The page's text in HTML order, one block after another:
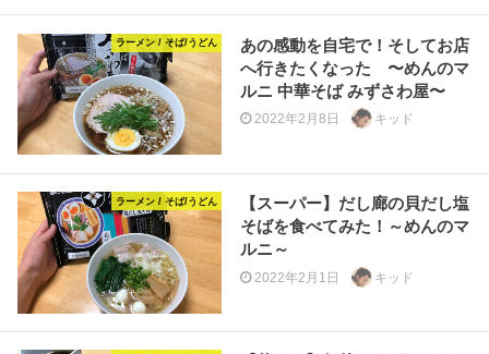
ラーメン / そば/うどん
あの感動を自宅で！そしてお店
へ行きたくなった 〜めんのマ
ルニ 中華そば みずさわ屋〜
2022年2月8日 キッド
ラーメン / そば/うどん
【スーパー】だし廊の貝だし塩
そばを食べてみた！～めんのマ
ルニ～
2022年2月1日 キッド